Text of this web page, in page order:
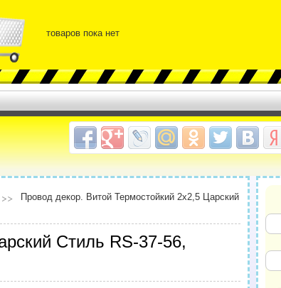
товаров пока нет
Провод декор. Витой Термостойкий 2х2,5 Царский
Стиль RS-37-56,